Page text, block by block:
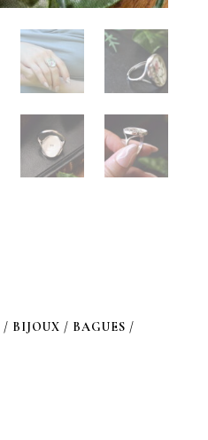
/ BIJOUX / BAGUES /